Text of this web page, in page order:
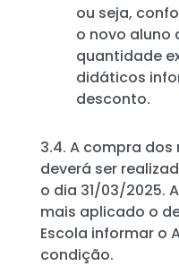
ou seja,
o novo aluno
quantidade
didáticos
desconto.
3.4. A compra
deverá ser
o dia 31/03/2025.
mais aplicado o
Escola informar o
condição.